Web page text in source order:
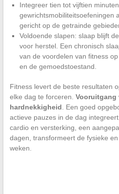
Integreer tien tot vijftien
gewrichtsmobiliteitsoefeningen
gericht op de getrainde
Voldoende slapen: slaap blijft
voor herstel. Een chronisch
van de voordelen van fitness
en de gemoedstoestand.
Fitness levert de beste resultaten
elke dag te forceren. Vooruitgang
hardnekkigheid . Een goed
actieve pauzes in de dag
cardio en versterking, een
dagen, transformeert de fysieke
weken.